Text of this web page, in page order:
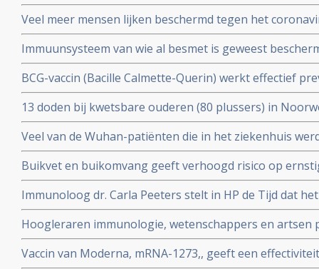
coronavirus aangemaakt en hebben al langdurende
opgebouwd. Blijkt uit onderzoek van bloedbank
bloeddonoren.
Veel meer mensen lijken beschermd tegen het
gedacht. Door vroegere besmettingen met
immuniteit opgebouwd.
Immuunsysteem van wie al besmet is geweest
uit ons immuunsysteem ook tegen nieuwe mutaties
Braziliaanse mutaties van het coronavirus - Covid-19
BCG-vaccin (Bacille Calmette-Querin) werkt effectief
ziekten – mogelijk ook tegen COVID-19. RADBOUD
uitstekende resultaten uit studie met ouderen.
13 doden bij kwetsbare ouderen (80 plussers) in
vaccin van Pfizer of Moderna.
Veel van de Wuhan-patiënten die in het ziekenhuis
had zes maanden later nog steeds symptomen, zo
Buikvet en buikomvang geeft verhoogd risico op
coronavirus - Covid-19 blijkt uit Nederlandse studie
Immunoloog dr. Carla Peeters stelt in HP de Tijd dat
risico's is. En onderbouwt dat met ervaringen met het
Hoogleraren immunologie, wetenschappers en artsen
vitamine D tegen Covid-19. Er is steeds meer bewijs
coronavirus - Covid-19
Vaccin van Moderna, mRNA-1273,, geeft een